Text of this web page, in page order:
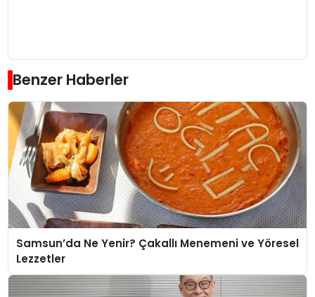
Benzer Haberler
Samsun’da Ne Yenir? Çakallı Menemeni ve Yöresel
Lezzetler